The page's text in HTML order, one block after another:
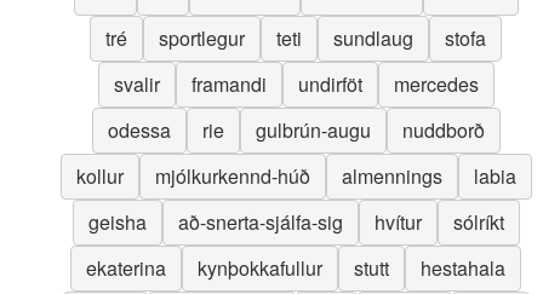
tré
sportlegur teti sundlaug
stofa
svalir
framandi undirföt
mercedes
odessa
rie gulbrún-augu
nuddborð
kollur
mjólkurkennd-húð almennings
labia
geisha
að-snerta-sjálfa-sig hvítur
sólríkt
ekaterina
kynþokkafullur stutt
hestahala